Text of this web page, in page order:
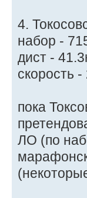
4.
набор -
дист -
скорость -
пока
ЛО (по